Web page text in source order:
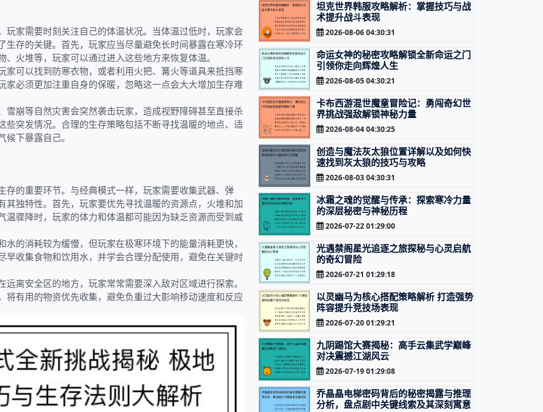
家需要时刻关注自己的体温状况。当体温过低时，玩家会
存的关键。首先，玩家应当尽量避免长时间暴露在寒冷环
火堆等，玩家可以通过进入这些地方来恢复体温。
可以找到防寒衣物，或者利用火把、篝火等道具来抵挡寒
必须更加注重自身的保暖，忽略这一点会大大增加生存难
崩等自然灾害会突然袭击玩家，造成视野障碍甚至直接杀
突发情况。合理的生存策略包括不断寻找温暖的地点、适
下暴露自己。
的重要环节。与经典模式一样，玩家需要收集武器、弹
独特性。首先，玩家要优先寻找温暖的资源点，火堆和加
骤降时，玩家的体力和体温都可能因为缺乏资源而受到威
的消耗较为缓慢，但玩家在极寒环境下的能量消耗更快，
收集食物和饮用水，并学会合理分配使用，避免在关键时
离安全区的地方，玩家常常需要深入敌对区域进行探索。
有用的物资优先收集，避免负重过大影响移动速度和反应
坦克世界韩服攻略解析：掌握技巧与战
术提升战斗表现
2026-08-06 04:30:31
命运女神的秘密攻略解锁全新命运之门
引领你走向辉煌人生
2026-08-05 04:30:21
卡布西游混世魔童冒险记：勇闯奇幻世
界挑战强敌解锁神秘力量
2026-08-04 04:30:25
创造与魔法灰太狼位置详解以及如何快
速找到灰太狼的技巧与攻略
2026-08-03 04:30:31
冰霜之魂的觉醒与传承：探索寒冷力量
的深层秘密与神秘历程
2026-07-22 01:29:00
光遇禁阁星光追逐之旅探秘与心灵启航
的奇幻冒险
2026-07-21 01:29:18
以灵幽马为核心搭配策略解析 打造强势
阵容提升竞技场表现
2026-07-20 01:29:21
九阴踢馆大赛揭秘：高手云集武学巅峰
对决震撼江湖风云
2026-07-19 01:29:08
乔晶晶电梯密码背后的秘密揭露与推理
分析，盘点剧中关键线索及其深刻寓意